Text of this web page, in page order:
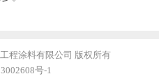
程涂料有限公司 版权所有
号-1